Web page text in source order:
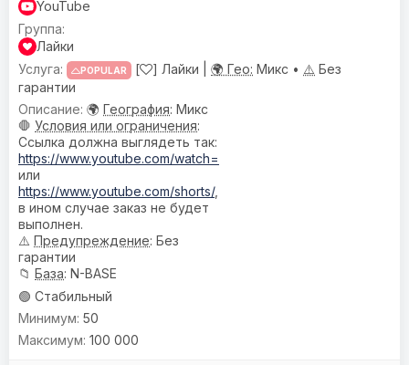
YouTube
Лайки
POPULAR [ ] Лайки | 🌍 Гео: Микс • ⚠️ Без
гарантии
🌍 География: Микс
🛑 Условия или ограничения:
Ссылка должна выглядеть так:
https://www.youtube.com/watch=
или
https://www.youtube.com/shorts/,
в ином случае заказ не будет
выполнен.
⚠️ Предупреждениe: Без
гарантии
📁 База: N-BASE
🟢 Стабильный
50
100 000